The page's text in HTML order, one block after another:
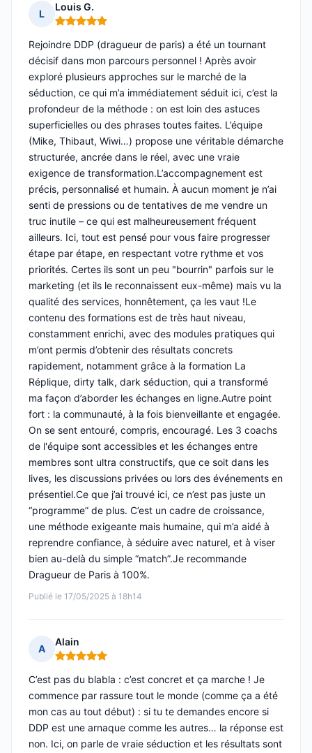
L
Louis G.
Note : 5 sur 5
Publié le 17/05/2025 à 18h14
Rejoindre DDP (dragueur de paris) a été un tournant
décisif dans mon parcours personnel ! Après avoir
exploré plusieurs approches sur le marché de la
séduction, ce qui m’a immédiatement séduit ici, c’est la
profondeur de la méthode : on est loin des astuces
superficielles ou des phrases toutes faites. L’équipe
(Mike, Thibaut, Wiwi…) propose une véritable démarche
structurée, ancrée dans le réel, avec une vraie
exigence de transformation.L’accompagnement est
précis, personnalisé et humain. À aucun moment je n’ai
senti de pressions ou de tentatives de me vendre un
truc inutile – ce qui est malheureusement fréquent
ailleurs. Ici, tout est pensé pour vous faire progresser
étape par étape, en respectant votre rythme et vos
priorités. Certes ils sont un peu "bourrin" parfois sur le
marketing (et ils le reconnaissent eux-même) mais vu la
qualité des services, honnêtement, ça les vaut !Le
contenu des formations est de très haut niveau,
constamment enrichi, avec des modules pratiques qui
m’ont permis d’obtenir des résultats concrets
rapidement, notamment grâce à la formation La
Réplique, dirty talk, dark séduction, qui a transformé
ma façon d’aborder les échanges en ligne.Autre point
fort : la communauté, à la fois bienveillante et engagée.
On se sent entouré, compris, encouragé. Les 3 coachs
de l'équipe sont accessibles et les échanges entre
membres sont ultra constructifs, que ce soit dans les
lives, les discussions privées ou lors des événements en
présentiel.Ce que j’ai trouvé ici, ce n’est pas juste un
“programme” de plus. C’est un cadre de croissance,
une méthode exigeante mais humaine, qui m’a aidé à
reprendre confiance, à séduire avec naturel, et à viser
bien au-delà du simple “match”.Je recommande
Dragueur de Paris à 100%.
A
Alain
Note : 5 sur 5
C’est pas du blabla : c’est concret et ça marche ! Je
commence par rassure tout le monde (comme ça a été
mon cas au tout début) : si tu te demandes encore si
DDP est une arnaque comme les autres… la réponse est
non. Ici, on parle de vraie séduction et les résultats sont